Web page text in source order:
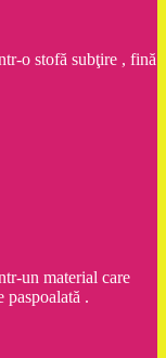
o stofă subţire , fină
un material care
paspoalată .